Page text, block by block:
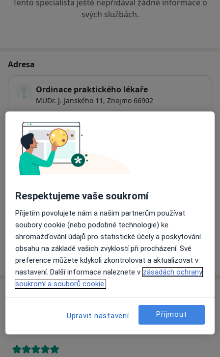
Tento specialista ještě nepřidával žádné informace o
svých službách.
Adresa
Ordinace praktického lékaře
MUDr. J. Janského 11, Znojmo 66902
Dostupnost
Na této adrese online kalendář není aktivní
Co mám v takové situaci udělat?
Způsoby platby (soukromé návštěvy)
Na teto adrese lékař přijímá pacienty na pojišťovnu
Detaily
Víceo adrese
Přidejte svůj názor
Respektujeme vaše soukromí
Přijetím povolujete nám a našim partnerům používat
soubory cookie (nebo podobné technologie) ke
shromažďování údajů pro statistické účely a poskytování
obsahu na základě vašich zvyklostí při procházení. Své
preference můžete kdykoli zkontrolovat a aktualizovat v
nastavení. Další informace naleznete v zásadách ochrany
soukromí a souborů cookie.
Upravit nastavení Přijmout